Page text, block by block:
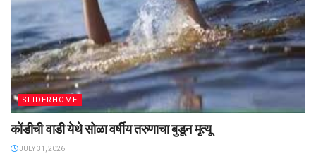
SLIDERHOME
कोंडीची वाडी येथे सोळा वर्षीय तरुणाचा बुडून मृत्यू
JULY 31, 2026